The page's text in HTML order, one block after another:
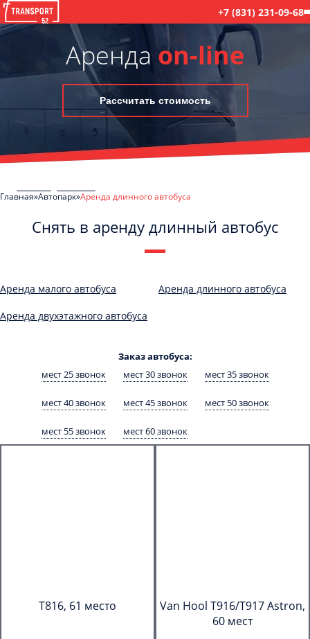
+7 (831) 231-09-68
Аренда on-line
Рассчитать стоимость
Главная Автопарк Аренда длинного автобуса
Снять в аренду длинный автобус
Аренда малого автобуса Аренда длинного автобуса
Аренда двухэтажного автобуса
Заказ автобуса:
мест 25 звонок
мест 30 звонок мест 35 звонок
мест 40 звонок мест 45 звонок мест 50 звонок
мест 55 звонок мест 60 звонок
T816, 61 место
Van Hool T916/T917 Astron,
60 мест
обработку моих Персональных данных